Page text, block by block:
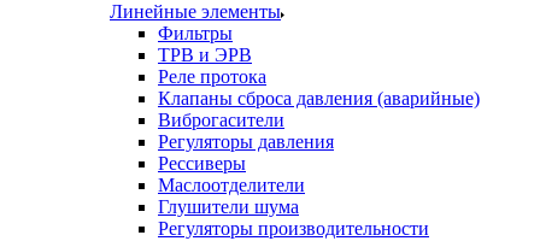
Линейные элементы
Фильтры
ТРВ и ЭРВ
Реле протока
Клапаны сброса давления (аварийные)
Виброгасители
Регуляторы давления
Рессиверы
Маслоотделители
Глушители шума
Регуляторы производительности